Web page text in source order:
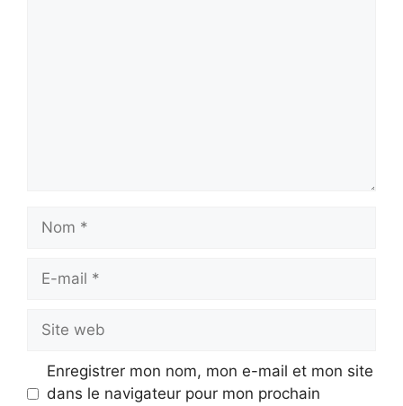
Nom
Site
web
Enregistrer mon nom, mon e-mail et mon site
dans le navigateur pour mon prochain